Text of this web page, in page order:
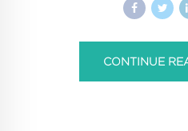
CONTINUE